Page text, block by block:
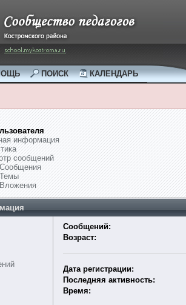
ПОИСК КАЛЕНДАРЬ
информация
сообщений
Сообщения
Темы
Вложения
Сообщений:
Возраст:
Дата регистрации:
Последняя активность:
Время: